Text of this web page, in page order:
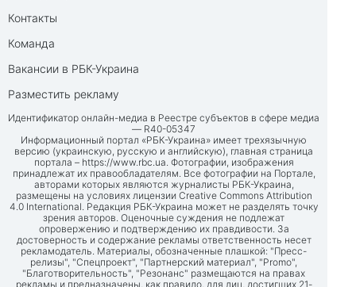
Контакты
Команда
Вакансии в РБК-Украина
Разместить рекламу
Идентификатор онлайн-медиа в Реестре субъектов в сфере медиа
— R40-05347
Информационный портал «РБК-Украина» имеет трехязычную
версию (украинскую, русскую и английскую), главная страница
портала – https://www.rbc.ua. Фотографии, изображения
принадлежат их правообладателям. Все фотографии на Портале,
авторами которых являются журналисты РБК-Украина,
размещены на условиях лицензии Creative Commons Attribution
4.0 International. Редакция РБК-Украина может не разделять точку
зрения авторов. Оценочные суждения не подлежат
опровержению и подтверждению их правдивости. За
достоверность и содержание рекламы ответственность несет
рекламодатель. Материалы, обозначенные плашкой: "Пресс-
релизы", "Спецпроект", "Партнерский материал", "Promo",
"Благотворительность", "Резонанс" размещаются на правах
рекламы и предназначены, как правило, для лиц, достигших 21-